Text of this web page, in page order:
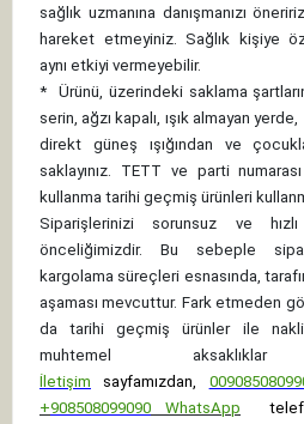
sağlık uzmanına danışmanızı
hareket etmeyiniz. Sağlık kişiye
aynı etkiyi vermeyebilir.
*
Ürünü, üzerindeki saklama
serin, ağzı kapalı, ışık almayan
direkt güneş ışığından ve
saklayınız. TETT ve parti
kullanma tarihi geçmiş ürünleri
Siparişlerinizi sorunsuz ve
önceliğimizdir. Bu sebeple
kargolama süreçleri esnasında,
aşaması mevcuttur. Fark etmeden
da tarihi geçmiş ürünler ile
muhtemel
İletişim
sayfamızdan,
+908508099090 WhatsApp